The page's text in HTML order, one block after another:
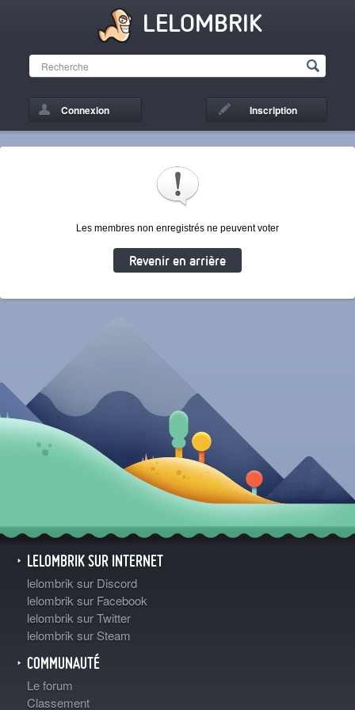
LELOMBRIK
Connexion Inscription
Les membres non enregistrés ne peuvent voter
Revenir en arrière
LELOMBRIK SUR INTERNET
lelombrik sur Discord
lelombrik sur Facebook
lelombrik sur Twitter
lelombrik sur Steam
COMMUNAUTÉ
Le forum
Classement